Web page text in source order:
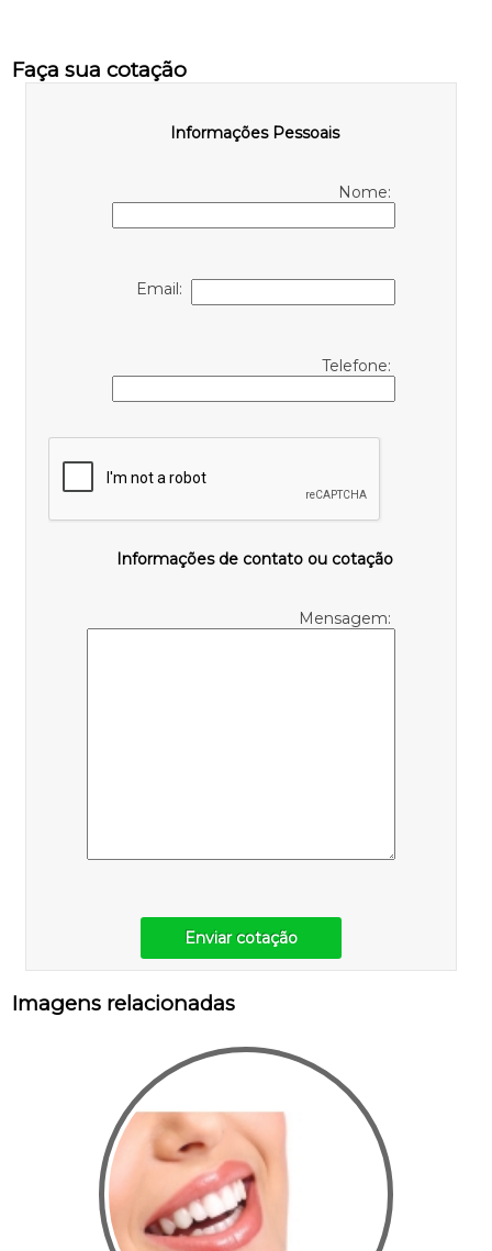
Faça sua cotação
Informações Pessoais
Nome:
Email:
Telefone:
Informações de contato ou cotação
Mensagem:
Enviar cotação
Imagens relacionadas